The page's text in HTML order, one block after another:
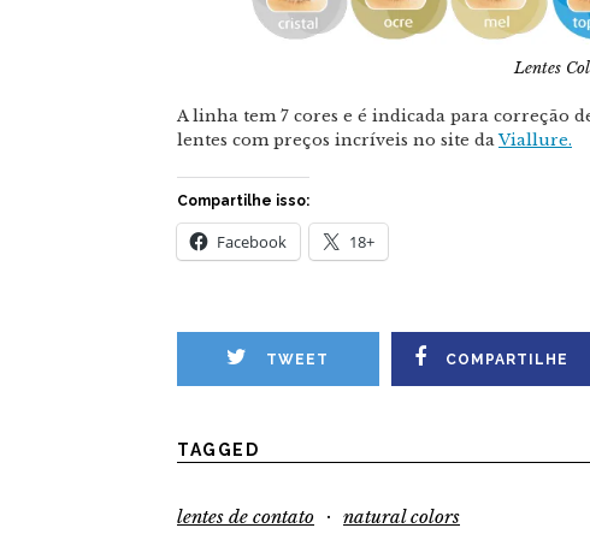
Lentes
A linha tem 7 cores e é indicada para correção
lentes com preços incríveis no site daViallure.
Compartilhe isso:
Facebook 18+
TWEET COMPARTILHE
TAGGED
lentes de contato · natural colors